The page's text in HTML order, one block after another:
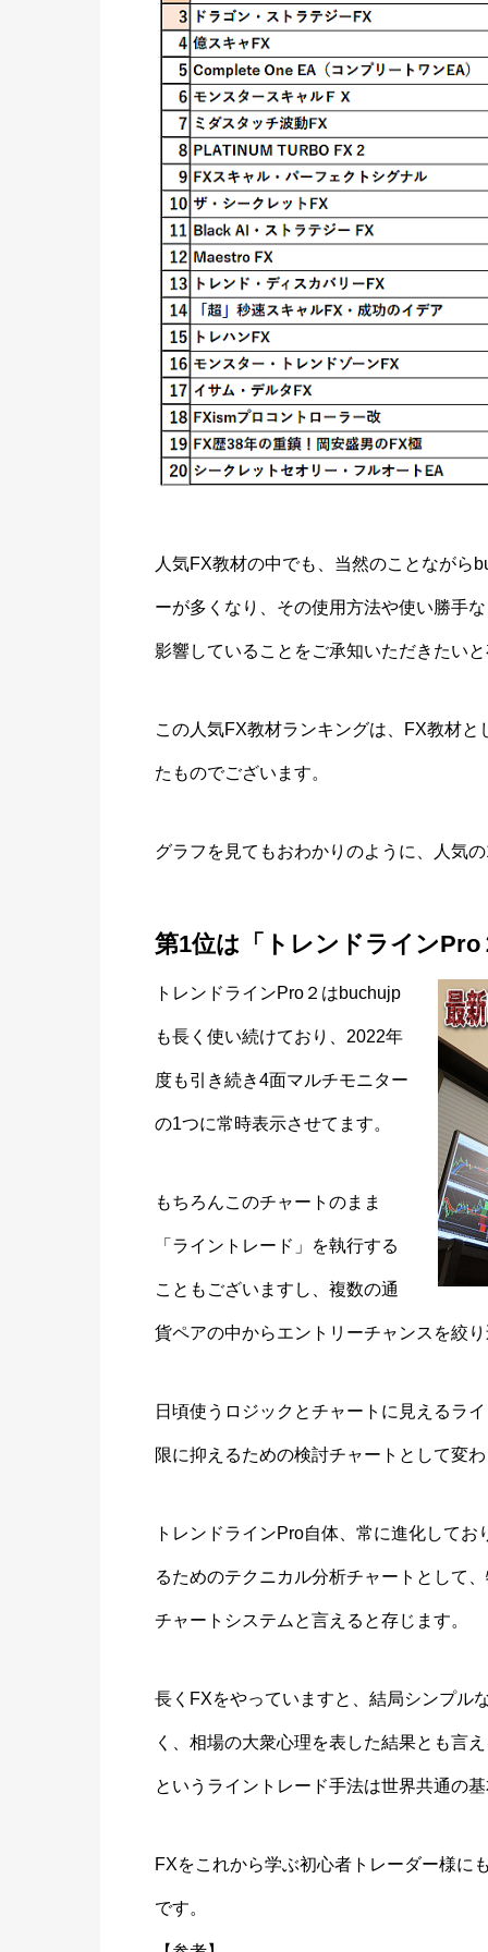
人気FX教材の中でも、当然のことながら
ーが多くなり、その使用方法や使い勝手
影響していることをご承知いただきたい
この人気FX教材ランキングは、FX教材
たものでございます。
グラフを見てもおわかりのように、人気
第1位は「トレンドライン
トレンドラインPro２はbuchujp
も長く使い続けており、2022年
度も引き続き4面マルチモニター
の1つに常時表示させてます。
もちろんこのチャートのまま
「ライントレード」を執行する
こともございますし、複数の通
貨ペアの中からエントリーチャンスを絞
日頃使うロジックとチャートに見えるラ
限に抑えるための検討チャートとして変
トレンドラインPro自体、常に進化して
るためのテクニカル分析チャートとして
チャートシステムと言えると存じます。
長くFXをやっていますと、結局シンプル
く、相場の大衆心理を表した結果とも言
というライントレード手法は世界共通の
FXをこれから学ぶ初心者トレーダー様に
です。